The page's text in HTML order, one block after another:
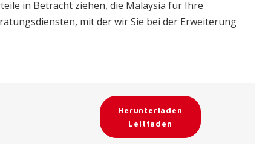
in Betracht ziehen, die Malaysia für Ihre
mit der wir Sie bei der Erweiterung
Herunterladen
Leitfaden